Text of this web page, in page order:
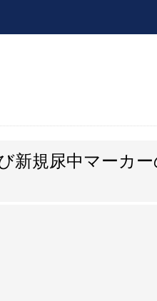
新規尿中マーカー